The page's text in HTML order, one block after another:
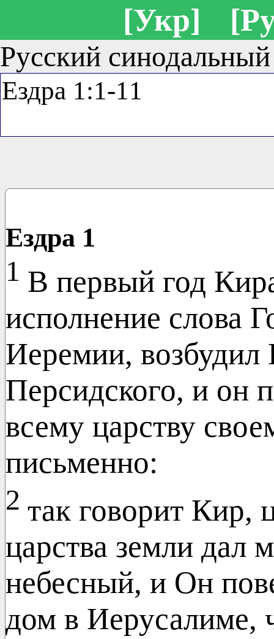
[Укр]
Русский
Ездра 1
1 В первый год
исполнение слова
Иеремии, возбудил
Персидского, и он
всему царству
письменно:
2 так говорит Кир,
царства земли дал
небесный, и Он
дом в Иерусалиме,